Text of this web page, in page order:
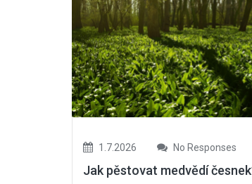
1.7.2026 No Responses
Jak pěstovat medvědí